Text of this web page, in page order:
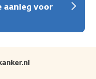
aanleg voor